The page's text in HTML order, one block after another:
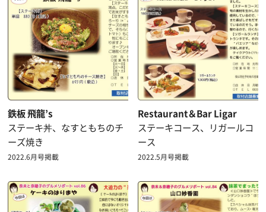
鉄板 飛龍’s
ステーキ丼、なすともちのチ
ーズ焼き
2022.6月号掲載
Restaurant＆Bar Ligar
ステーキコース、リガールコ
ース
2022.5月号掲載